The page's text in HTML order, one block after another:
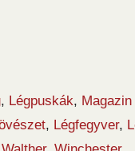
, Légpuskák, Magazin
, Légfegyver,